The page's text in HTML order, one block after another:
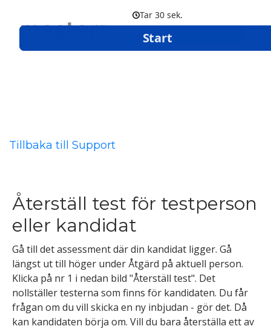
Tillbaka till Support
Återställ test för testperson
eller kandidat
Gå till det assessment där din kandidat ligger. Gå
längst ut till höger under Åtgärd på aktuell person.
Klicka på nr 1 i nedan bild "Återställ test". Det
nollställer testerna som finns för kandidaten. Du får
frågan om du vill skicka en ny inbjudan - gör det. Då
kan kandidaten börja om. Vill du bara återställa ett av